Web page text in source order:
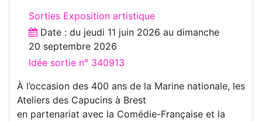
Sorties Exposition artistique
Date : du jeudi 11 juin 2026 au dimanche
20 septembre 2026
Idée sortie n° 340913
À l’occasion des 400 ans de la Marine nationale, les
Ateliers des Capucins à Brest
en partenariat avec la Comédie-Française et la